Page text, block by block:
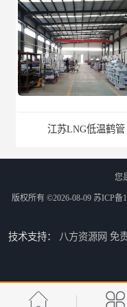
江苏LNG低温鹤管
江苏LNG鹤管
您
版权所有 ©2026-08-09 苏ICP备
技术支持： 八方资源网 免